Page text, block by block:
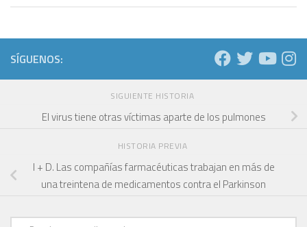
SÍGUENOS:
SIGUIENTE HISTORIA
El virus tiene otras víctimas aparte de los pulmones
HISTORIA PREVIA
I + D. Las compañías farmacéuticas trabajan en más de
una treintena de medicamentos contra el Parkinson